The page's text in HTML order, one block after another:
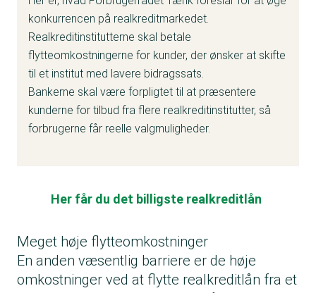
konkurrencen på realkreditmarkedet.
Realkreditinstitutterne skal betale
flytteomkostningerne for kunder, der ønsker at skifte
til et institut med lavere bidragssats.
Bankerne skal være forpligtet til at præsentere
kunderne for tilbud fra flere realkreditinstitutter, så
forbrugerne får reelle valgmuligheder.
Her får du det billigste realkreditlån
Meget høje flytteomkostninger
En anden væsentlig barriere er de høje
omkostninger ved at flytte realkreditlån fra et